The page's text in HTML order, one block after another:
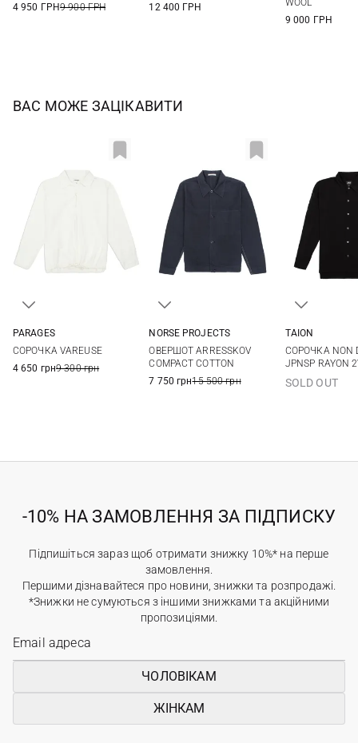
4 950 ГРН9 900 ГРН
12 400 ГРН
9 000 ГРН
ВАС МОЖЕ ЗАЦІКАВИТИ
PARAGES
СОРОЧКА VAREUSE
4 650 грн9 300 грн
NORSE PROJECTS
ОВЕРШОТ ARRESSKOV
COMPACT COTTON
7 750 грн15 500 грн
TAION
СОРОЧКА NON
JPNSP RAYON
SOLD OUT
-10% НА ЗАМОВЛЕННЯ ЗА ПІДПИСКУ
Підпишіться зараз щоб отримати знижку 10%* на перше
замовлення.
Першими дізнавайтеся про новини, знижки та розпродажі.
*Знижки не сумуються з іншими знижками та акційними
пропозиціями.
ЧОЛОВІКАМ
ЖІНКАМ